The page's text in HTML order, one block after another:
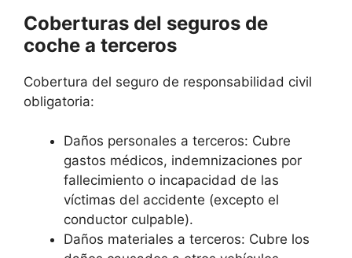
Coberturas del seguros de
coche a terceros
Cobertura del seguro de responsabilidad civil
obligatoria:
Daños personales a terceros: Cubre
gastos médicos, indemnizaciones por
fallecimiento o incapacidad de las
víctimas del accidente (excepto el
conductor culpable).
Daños materiales a terceros: Cubre los